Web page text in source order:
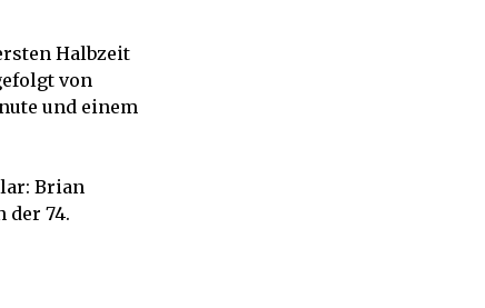
Halbzeit
von
und einem
Brian
der 74.